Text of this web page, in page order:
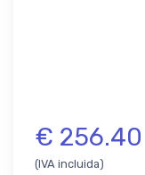
€ 256.40
(IVA incluida)